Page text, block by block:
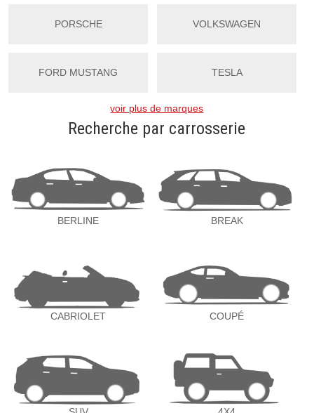
PORSCHE VOLKSWAGEN
FORD MUSTANG TESLA
voir plus de marques
Recherche par carrosserie
BERLINE BREAK
CABRIOLET COUPÉ